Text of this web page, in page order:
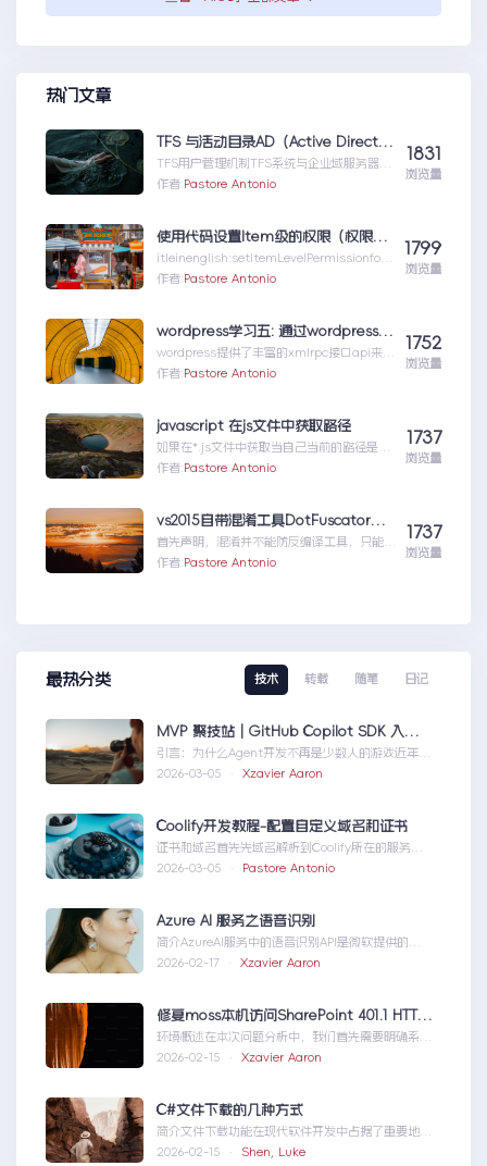
热门文章
TFS 与活动目录AD（Active Directory)的同步机制
TFS用户管理机制TFS系统与企业域服务器用
户系统（或本地计算机用户系统）高度集成在
作者:Pastore Antonio
1831
浏览量
使用代码设置Item级的权限（权限总结1）
itleinenglish:setItemLevelPermissionforS
har...使用代码设置Item级的权限（权限总结
作者:Pastore Antonio
1799
浏览量
wordpress学习五: 通过wordpress_xmlrpc的python包远程操作wordpress
wordpress提供了丰富的xmlrpc接口api来供
我们远程操控wp的内容。伟大的开源社区有
wordpress
作者:Pastore Antonio
1752
浏览量
javascript 在js文件中获取路径
如果在*.js文件中获取当自己当前的路径是很
重要的。举个例子，如果一个css文件中引用
作者:Pastore Antonio
1737
浏览量
vs2015自带混淆工具DotFuscator使用方法（超简单）
首先声明，混淆并不能防反编译工具，只能增
加反编译出来的代码阅读难度（把方法和变量
作者:Pastore Antonio
1737
浏览量
最热分类 技术 转载 随笔 日记
MVP 聚技站｜GitHub Copilot SDK 入门：五分钟构建你的第一个 AI Agent
引言：为什么Agent开发不再是少数人的游戏近年
来，随着人工智能技术的快速发展，AIAgen...MVP
2026-03-05 · Xzavier Aaron
Coolify开发教程-配置自定义域名和证书
证书和域名首先先域名解析到Coolify所在的服务
器，然后获取你的证书NGINX版本的，这里就不
2026-03-05 · Pastore Antonio
Azure AI 服务之语音识别
简介AzureAI服务中的语音识别API是微软提供的一
项先进技术，旨在帮助开发者轻松实现语...AzureAI
2026-02-17 · Xzavier Aaron
修复moss本机访问SharePoint 401.1 HTTP错误
环境概述在本次问题分析中，我们首先需要明确系统
的运行环境。了解环境配置不仅能帮助我们定位问
2026-02-15 · Xzavier Aaron
C#文件下载的几种方式
简介文件下载功能在现代软件开发中占据了重要地
位，无论是为用户提供资源、分发文档，还是实现数
2026-02-15 · Shen, Luke